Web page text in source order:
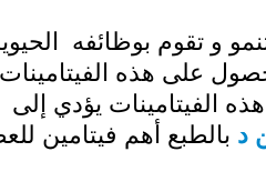
و تقوم بوظائفه
على هذه
الفيتامينات يؤدي إلى
د بالطبع أهم فيتامين